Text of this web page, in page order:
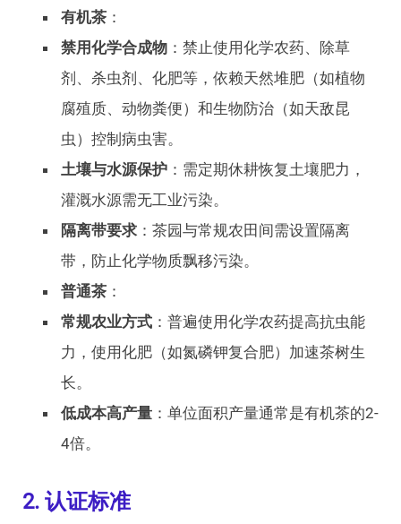
有机茶 ：
禁用化学合成物 ：禁止使用化学农药、除草
剂、杀虫剂、化肥等，依赖天然堆肥（如植物
腐殖质、动物粪便）和生物防治（如天敌昆
虫）控制病虫害。
土壤与水源保护 ：需定期休耕恢复土壤肥力，
灌溉水源需无工业污染。
隔离带要求 ：茶园与常规农田间需设置隔离
带，防止化学物质飘移污染。
普通茶 ：
常规农业方式 ：普遍使用化学农药提高抗虫能
力，使用化肥（如氮磷钾复合肥）加速茶树生
长。
低成本高产量 ：单位面积产量通常是有机茶的2-
4倍。
2. 认证标准